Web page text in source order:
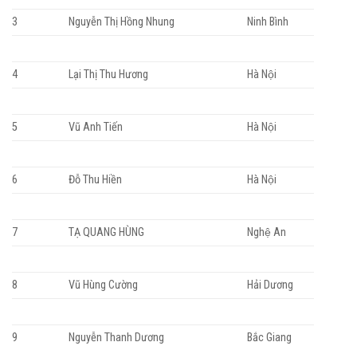
3 Nguyễn Thị Hồng Nhung Ninh Bình
4 Lại Thị Thu Hương Hà Nội
5 Vũ Anh Tiến Hà Nội
6 Đỗ Thu Hiền Hà Nội
7 TẠ QUANG HÙNG Nghệ An
8 Vũ Hùng Cường Hải Dương
9 Nguyễn Thanh Dương Bắc Giang